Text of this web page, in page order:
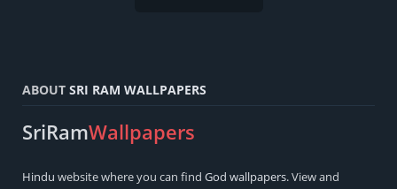
ABOUT SRI RAM WALLPAPERS
SriRamWallpapers
Hindu website where you can find God wallpapers. View and